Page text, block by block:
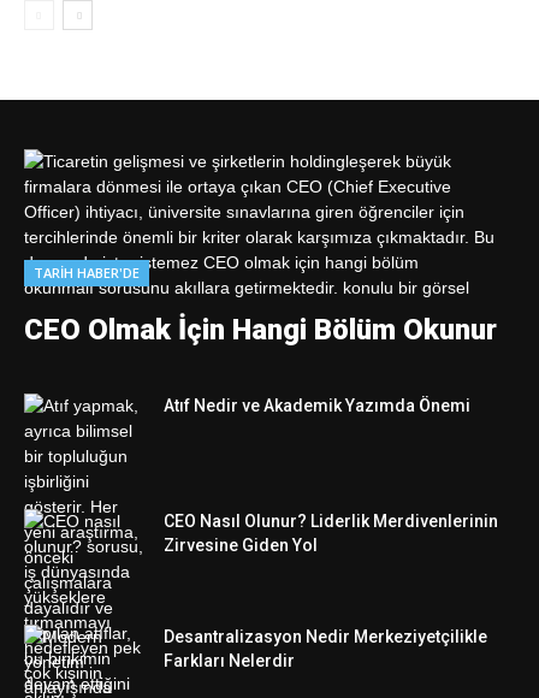
TARIH HABER'DE
CEO Olmak İçin Hangi Bölüm Okunur
Atıf Nedir ve Akademik Yazımda Önemi
CEO Nasıl Olunur? Liderlik Merdivenlerinin
Zirvesine Giden Yol
Desantralizasyon Nedir Merkeziyetçilikle
Farkları Nelerdir